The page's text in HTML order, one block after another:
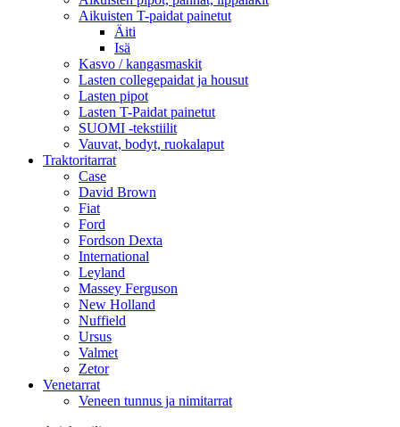
Aikuisten T-paidat painetut
Äiti
Isä
Kasvo / kangasmaskit
Lasten collegepaidat ja housut
Lasten pipot
Lasten T-Paidat painetut
SUOMI -tekstiilit
Vauvat, bodyt, ruokalaput
Traktoritarrat
Case
David Brown
Fiat
Ford
Fordson Dexta
International
Leyland
Massey Ferguson
New Holland
Nuffield
Ursus
Valmet
Zetor
Venetarrat
Veneen tunnus ja nimitarrat